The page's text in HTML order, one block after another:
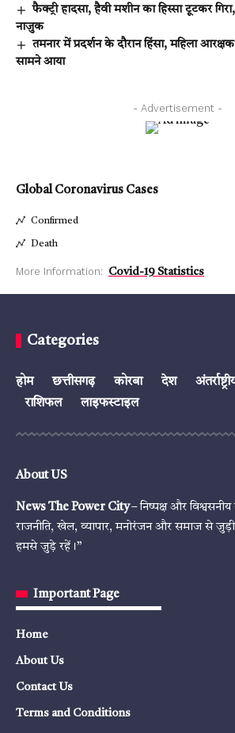
फैक्ट्री हादसा, हैवी मशीन का हिस्सा टूटकर
नाजुक
तमनार में प्रदर्शन के दौरान हिंसा, महिला
सामने आया
- Advertisement -
Global Coronavirus Cases
Confirmed
Death
More Information: Covid-19 Statistics
Categories
होम छत्तीसगढ़ कोरबा देश
राशिफल
लाइफस्टाइल
About US
News The Power City– निष्पक्ष और विश्वसनीय
राजनीति, खेल, व्यापार, मनोरंजन और समाज से
हमसे जुड़े रहें।”
Important Page
Home
About Us
Contact Us
Terms and Conditions